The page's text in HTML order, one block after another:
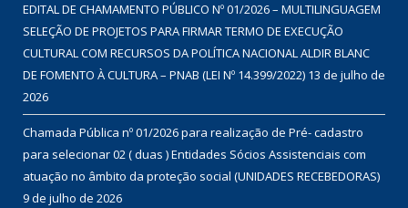
EDITAL DE CHAMAMENTO PÚBLICO Nº 01/2026 – MULTILINGUAGEM
SELEÇÃO DE PROJETOS PARA FIRMAR TERMO DE EXECUÇÃO
CULTURAL COM RECURSOS DA POLÍTICA NACIONAL ALDIR BLANC
DE FOMENTO À CULTURA – PNAB (LEI Nº 14.399/2022) 13 de julho de
2026
Chamada Pública nº 01/2026 para realização de Pré- cadastro
para selecionar 02 ( duas ) Entidades Sócios Assistenciais com
atuação no âmbito da proteção social (UNIDADES RECEBEDORAS)
9 de julho de 2026